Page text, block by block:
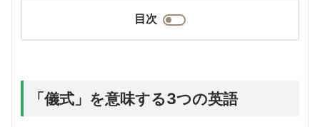
目次
「儀式」を意味する3つの英語